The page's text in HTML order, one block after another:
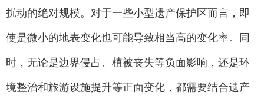
扰动的绝对规模。对于一些小型遗产保护区而言，即
使是微小的地表变化也可能导致相当高的变化率。同
时，无论是边界侵占、植被丧失等负面影响，还是环
境整治和旅游设施提升等正面变化，都需要结合遗产